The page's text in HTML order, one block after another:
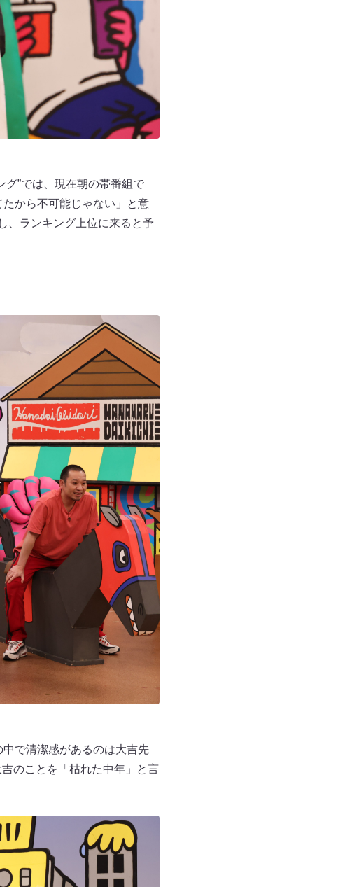
”では、現在朝の帯番組で
から不可能じゃない」と意
、ランキング上位に来ると予
で清潔感があるのは大吉先
のことを「枯れた中年」と言